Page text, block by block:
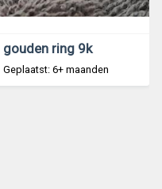
gouden ring 9k
Geplaatst: 6+ maanden